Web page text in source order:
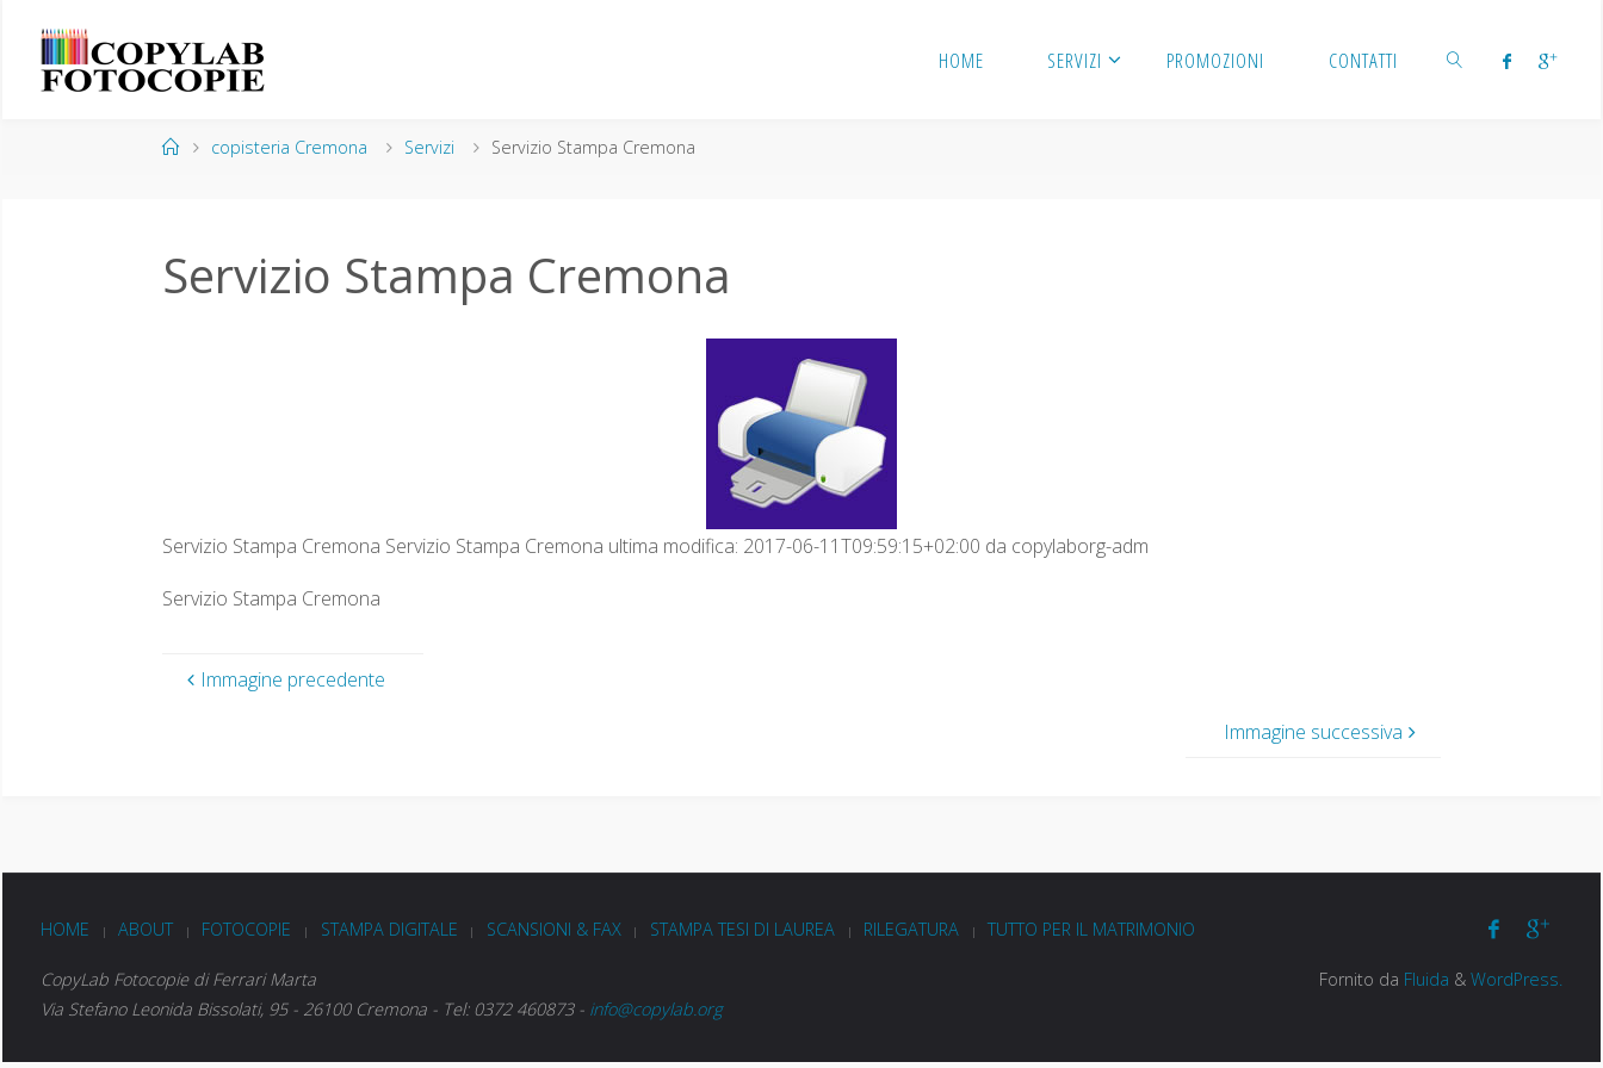
HOME SERVIZI PROMOZIONI CONTATTI
copisteria Cremona Servizi Servizio Stampa Cremona
Servizio Stampa Cremona
Servizio Stampa Cremona Servizio Stampa Cremona ultima modifica: 2017-06-11T09:59:15+02:00 da copylaborg-adm
Servizio Stampa Cremona
Immagine precedente
Immagine successiva
HOME | ABOUT | FOTOCOPIE | STAMPA DIGITALE | SCANSIONI & FAX | STAMPA TESI DI LAUREA | RILEGATURA | TUTTO PER IL MATRIMONIO
CopyLab Fotocopie di Ferrari Marta
Via Stefano Leonida Bissolati, 95 - 26100 Cremona - Tel: 0372 460873 - info@copylab.org
Fornito da Fluida & WordPress.